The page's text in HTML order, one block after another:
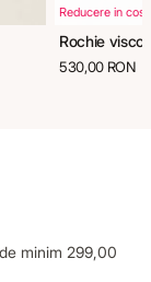
Reducere in cos
Rochie
530,00 RON
minim 299,00